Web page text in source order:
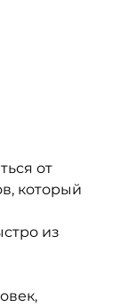
который
из